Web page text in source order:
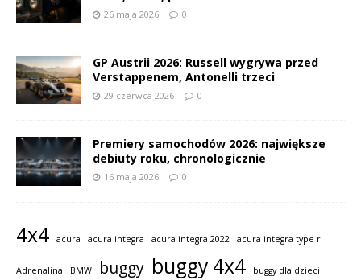
26 maja 2026 0
GP Austrii 2026: Russell wygrywa przed
Verstappenem, Antonelli trzeci
29 czerwca 2026 0
Premiery samochodów 2026: największe
debiuty roku, chronologicznie
16 maja 2026 0
4x4 acura acura integra acura integra 2022 acura integra type r
Adrenalina BMW buggy buggy 4x4
buggy dla dzieci